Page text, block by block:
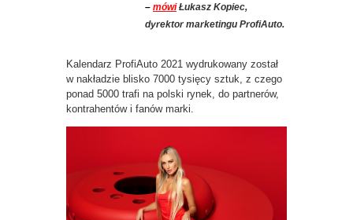
– mówiŁukasz Kopiec,
dyrektor marketingu ProfiAuto.
Kalendarz ProfiAuto 2021 wydrukowany został
w nakładzie blisko 7000 tysięcy sztuk, z czego
ponad 5000 trafi na polski rynek, do partnerów,
kontrahentów i fanów marki.